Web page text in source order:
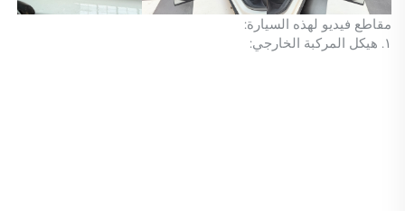
مقاطع فيديو لهذه السيارة:
١. هيكل المركبة الخارجي: